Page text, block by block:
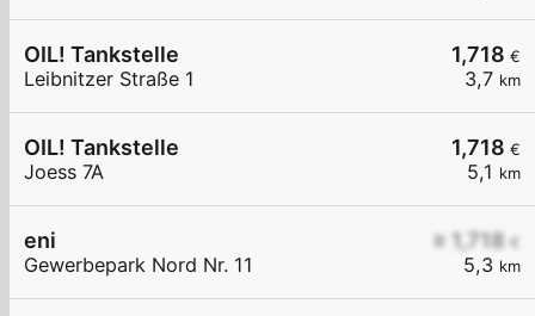
1,718 €
3,7 km
OIL! Tankstelle
Leibnitzer Straße 1
1,718 €
5,1 km
OIL! Tankstelle
Joess 7A
≥ 1,718 €
5,3 km
eni
Gewerbepark Nord Nr. 11